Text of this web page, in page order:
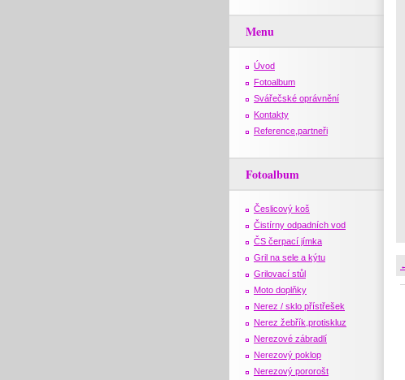
Menu
Úvod
Fotoalbum
Svářečské oprávnění
Kontakty
Reference,partneři
Fotoalbum
Česlicový koš
Čistírny odpadních vod
ČS čerpací jímka
Gril na sele a kýtu
Grilovací stůl
Moto doplňky
Nerez / sklo přístřešek
Nerez žebřík,protiskluz
Nerezové zábradlí
Nerezový poklop
Nerezový pororošt